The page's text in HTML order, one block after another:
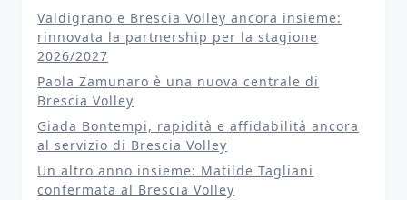
Valdigrano e Brescia Volley ancora insieme:
rinnovata la partnership per la stagione
2026/2027
Paola Zamunaro è una nuova centrale di
Brescia Volley
Giada Bontempi, rapidità e affidabilità ancora
al servizio di Brescia Volley
Un altro anno insieme: Matilde Tagliani
confermata al Brescia Volley